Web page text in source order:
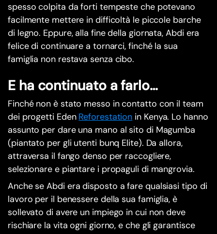
spesso colpita da forti tempeste che potevano
facilmente mettere in difficoltà le piccole barche
di legno. Eppure, alla fine della giornata, Abdi era
felice di continuare a tornarci, finché la sua
famiglia non restava senza cibo.
E ha continuato a farlo…
Finché non è stato messo in contatto con il team
dei progetti Eden Reforestation in Kenya. Lo hanno
assunto per dare una mano al sito di Magumba
(piantato per gli utenti bunq Elite). Da allora,
attraversa il fango denso per raccogliere,
selezionare e piantare i propaguli di mangrovia.
Anche se Abdi era disposto a fare qualsiasi tipo di
lavoro per il benessere della sua famiglia, è
sollevato di avere un impiego in cui non deve
rischiare la vita ogni giorno, e che gli garantisce